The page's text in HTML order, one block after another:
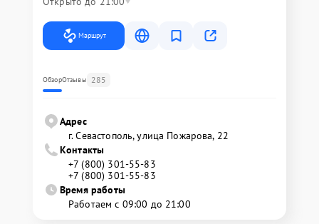
Маршрут
ОбзорОтзывы 285
Адрес
г. Севастополь, улица Пожарова, 22
Контакты
+7 (800) 301-55-83
+7 (800) 301-55-83
Время работы
Работаем с 09:00 до 21:00